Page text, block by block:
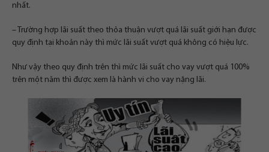
nhất.
– Trường hợp lãi suất theo thỏa thuận vượt quá lãi suất giới hạn được
quy định tại khoản này thì mức lãi suất vượt quá không có hiệu lực.
Như vậy theo quy định trên thì mức lãi suất cho vay vượt quá 100%
trên một năm thì được xem là hành vi cho vay nặng lãi.